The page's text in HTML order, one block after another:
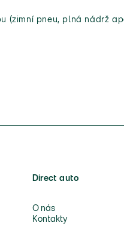
(zimní pneu, plná nádrž
Direct auto
O nás
Kontakty